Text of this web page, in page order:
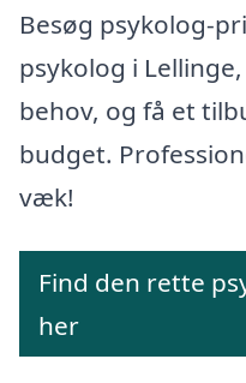
Besøg psykolog-
psykolog i
behov, og få et
budget.
væk!
Find den rette
her